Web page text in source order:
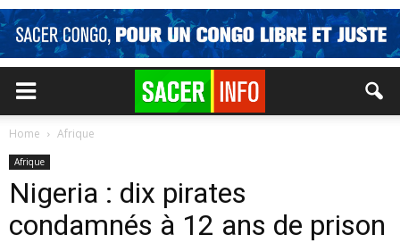
Home Afrique
Afrique
Nigeria : dix pirates
condamnés à 12 ans de prison